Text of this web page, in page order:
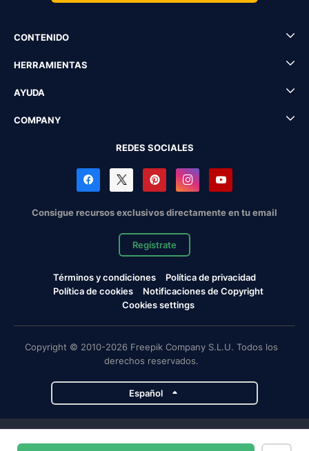
CONTENIDO
HERRAMIENTAS
AYUDA
COMPANY
REDES SOCIALES
Consigue recursos exclusivos directamente en tu email
Regístrate
Términos y condiciones
Política de privacidad
Política de cookies
Notificaciones de Copyright
Cookies settings
Copyright © 2010-2026 Freepik Company S.L.U. Todos los
derechos reservados.
Español